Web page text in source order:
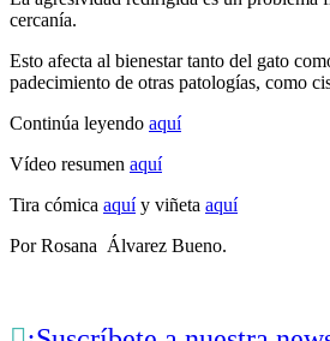
cercanía.
Esto afecta al bienestar tanto del gato
padecimiento de otras patologías, como
Continúa leyendo aquí
Vídeo resumen aquí
Tira cómica aquíy viñeta aquí
Por Rosana Álvarez Bueno.